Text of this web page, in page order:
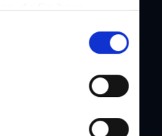
die Sie ihnen
haben.